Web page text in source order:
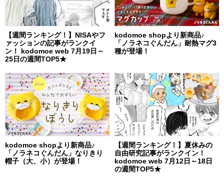
【週間ランキング！】NISAやフ
ァッションの記事がランクイ
ン！ kodomoe web 7月19日～
25日の週間TOP5★
kodomoe shopより新商品♪
「ノラネコぐんだん」耐熱マグ3
種が登場！
kodomoe shopより新商品♪
「ノラネコぐんだん」なりきり
帽子（大、小）が登場！
【週間ランキング！】夏休みの
自由研究記事がランクイン！
kodomoe web 7月12日～18日
の週間TOP5★